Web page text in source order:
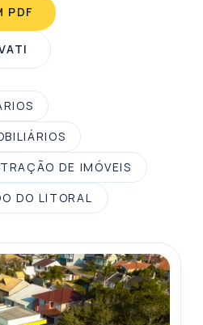
PDF
DE IMÓVEIS
DO LITORAL